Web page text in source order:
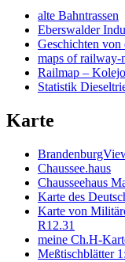
alte Bahntrassen
Eberswalder
Geschichten von
maps of railway-
Railmap –
Statistik
Karte
Chaussee.haus
Chausseehaus
Karte des
Karte von
R12.31
meine Ch.H-
Meßtischblätter